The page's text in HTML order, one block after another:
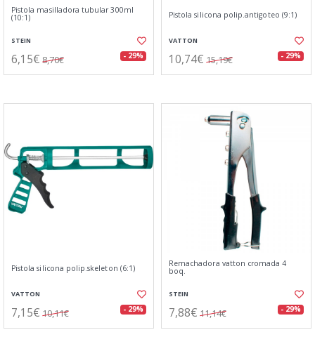
Pistola masilladora tubular 300ml
(10:1)
STEIN
6,15€ 8,70€ - 29%
Pistola silicona polip.antigoteo (9:1)
VATTON
10,74€ 15,19€ - 29%
Pistola silicona polip.skeleton (6:1)
VATTON
7,15€ 10,11€ - 29%
Remachadora vatton cromada 4
boq.
STEIN
7,88€ 11,14€ - 29%